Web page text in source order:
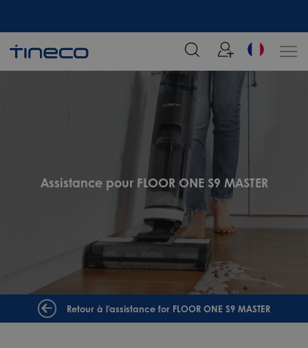
Rejoignez notre liste de diffusion et profitez de 5% de réduction sur votre
commande chez Tineco
Assistance pour FLOOR ONE S9 MASTER
Retour à l'assistance for FLOOR ONE S9 MASTER